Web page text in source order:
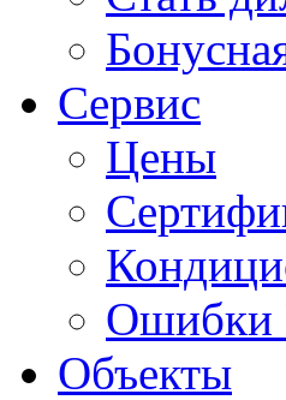
Сервис
Цены
Ошибки
Объекты